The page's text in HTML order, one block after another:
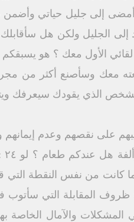
إلى جليل حياتي وأضمن
إلى الجليل ولكن هل
قطعته معك وسأصنع أكثر من
فالشخص الذي يقودك سيعرفك
على نقصهم وعدم
الحياة تعود طبيعية كما كانت من نفس
ظروف المقابلة التي
المشكلات والآمال الخاصة